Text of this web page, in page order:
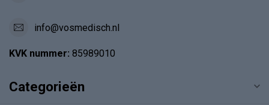
info@vosmedisch.nl
KVK nummer: 85989010
Categorieën